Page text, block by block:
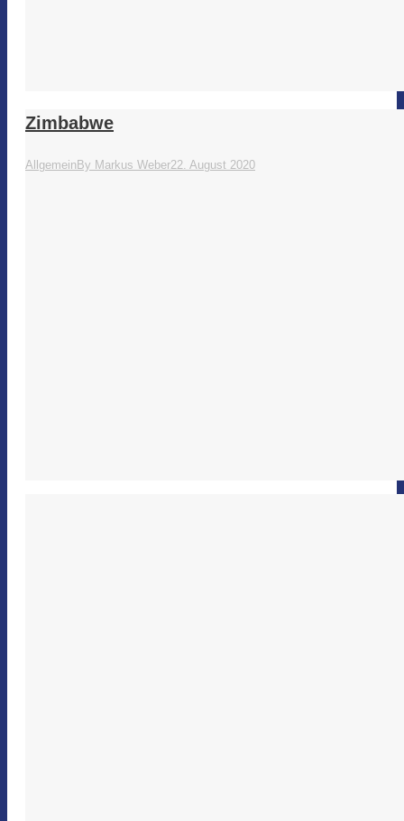
Zimbabwe
AllgemeinBy Markus Weber22. August 2020